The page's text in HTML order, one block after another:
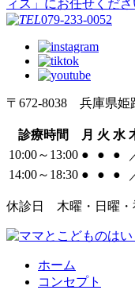
079-233-0052
〒672-8038 兵庫県姫
診療時間 月 火 水
10:00～13:00 ● ● ●
14:00～18:30 ● ● ●
休診日 木曜・日曜・
ホーム
コンセプト